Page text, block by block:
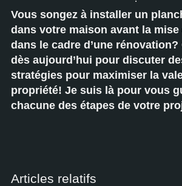
Vous songez à installer un
dans votre maison avant la mise
dans le cadre d’une
dès aujourd’hui pour discuter
stratégies pour maximiser la
propriété! Je suis là pour vous
chacune des étapes de votre
Articles relatifs